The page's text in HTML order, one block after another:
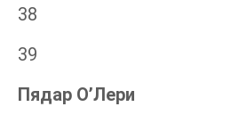
38
39
Пядар О’Лери